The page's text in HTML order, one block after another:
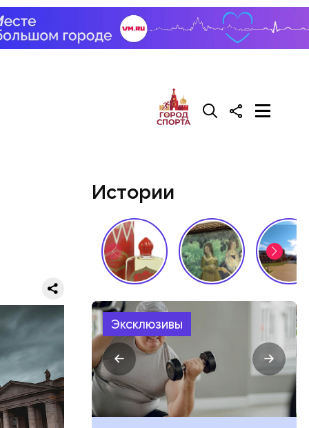
в
часть
Истории
Эксклюзивы